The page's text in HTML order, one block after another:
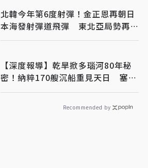
北韓今年第6度射彈！金正恩再朝日
本海發射彈道飛彈 東北亞局勢再升
溫
【深度報導】乾旱掀多瑙河80年秘
密！納粹170艘沉船重見天日 塞爾
維亞砸數億清障救航運命脈
Recommended by